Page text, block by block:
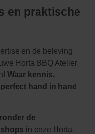
en praktische
en de beleving
Horta BBQ Atelier
Waar kennis,
hand in hand
de
in onze Horta-